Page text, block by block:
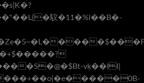
馼�11�%l��B�-
���
�S�@�$Bt-vķ��Il|